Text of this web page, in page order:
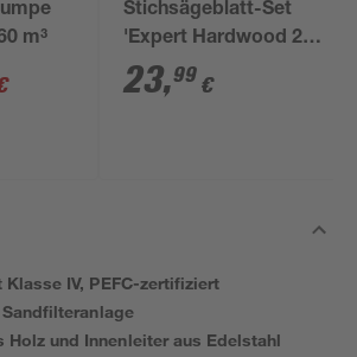
m³
Stichsägeblatt-Set
'Expert Hardwood 2-
side clean
T308BF/BFP' 2-teilig
23,99 €
IV, PEFC-zertifiziert
Holz und Innenleiter aus Edelstahl